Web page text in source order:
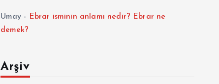
Umay -
Ebrar isminin anlamı nedir? Ebrar ne
demek?
Arşiv